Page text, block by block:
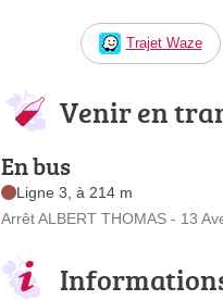
Trajet Waze
Venir en
En bus
Ligne 3, à 214 m
Arrêt ALBERT THOMAS - 13